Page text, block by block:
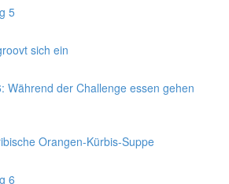
5
sich ein
Während der Challenge essen gehen
Orangen-Kürbis-Suppe
6